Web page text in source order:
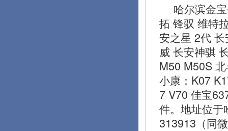
哈尔滨金
拓 锋驭 维特
安之星 2代
威 长安神骐
M50 M50S
小康：K07
7 V70 佳宝
件。地址位于
313913（同